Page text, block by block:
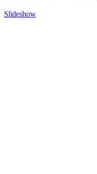
Slideshow